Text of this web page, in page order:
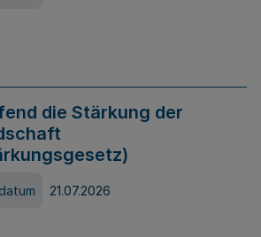
die Stärkung der
21.07.2026